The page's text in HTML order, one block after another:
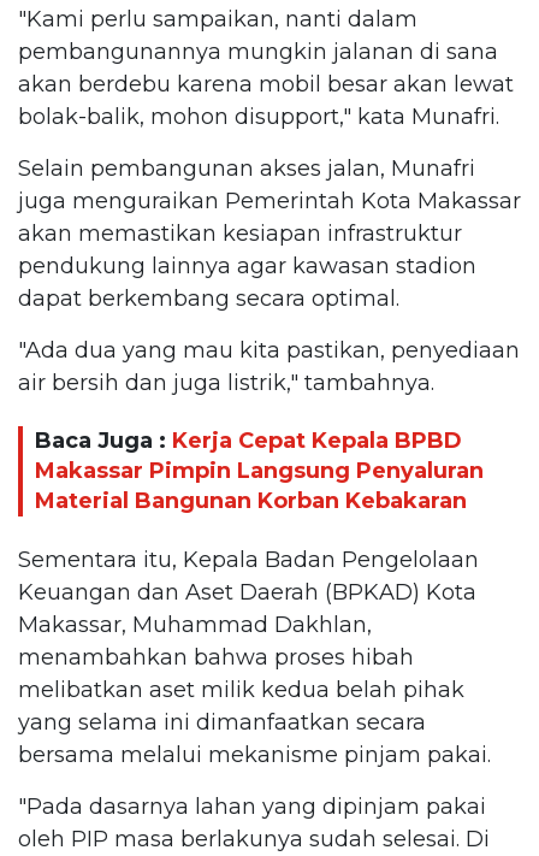
"Kami perlu sampaikan, nanti dalam
pembangunannya mungkin jalanan di sana
akan berdebu karena mobil besar akan lewat
bolak-balik, mohon disupport," kata Munafri.
Selain pembangunan akses jalan, Munafri
juga menguraikan Pemerintah Kota Makassar
akan memastikan kesiapan infrastruktur
pendukung lainnya agar kawasan stadion
dapat berkembang secara optimal.
"Ada dua yang mau kita pastikan, penyediaan
air bersih dan juga listrik," tambahnya.
Baca Juga : Kerja Cepat Kepala BPBD
Makassar Pimpin Langsung Penyaluran
Material Bangunan Korban Kebakaran
Sementara itu, Kepala Badan Pengelolaan
Keuangan dan Aset Daerah (BPKAD) Kota
Makassar, Muhammad Dakhlan,
menambahkan bahwa proses hibah
melibatkan aset milik kedua belah pihak
yang selama ini dimanfaatkan secara
bersama melalui mekanisme pinjam pakai.
"Pada dasarnya lahan yang dipinjam pakai
oleh PIP masa berlakunya sudah selesai. Di